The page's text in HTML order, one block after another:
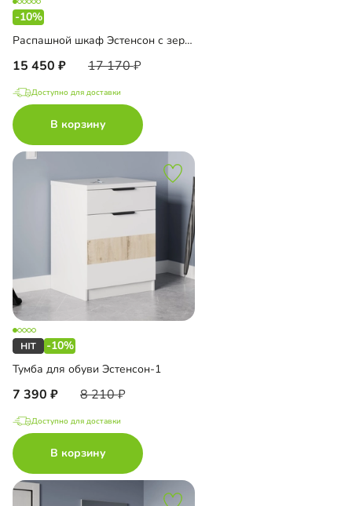
-10%
Распашной шкаф Эстенсон с зеркалом
15 450 17 170
Доступно для доставки
В корзину
-10%
Тумба для обуви Эстенсон-1
7 390 8 210
Доступно для доставки
В корзину